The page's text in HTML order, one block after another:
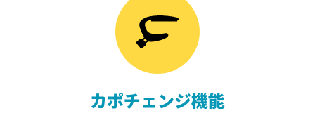
カポチェンジ機能